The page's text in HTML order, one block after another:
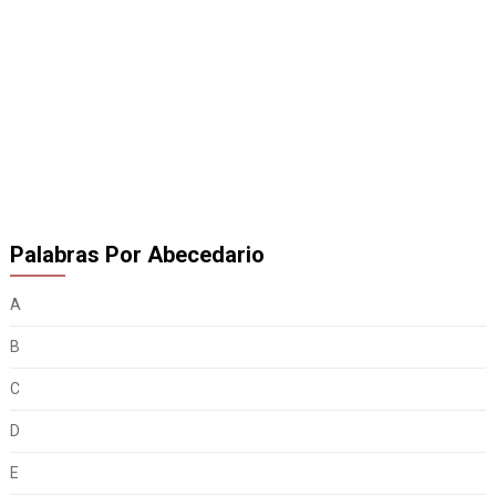
Palabras Por Abecedario
A
B
C
D
E